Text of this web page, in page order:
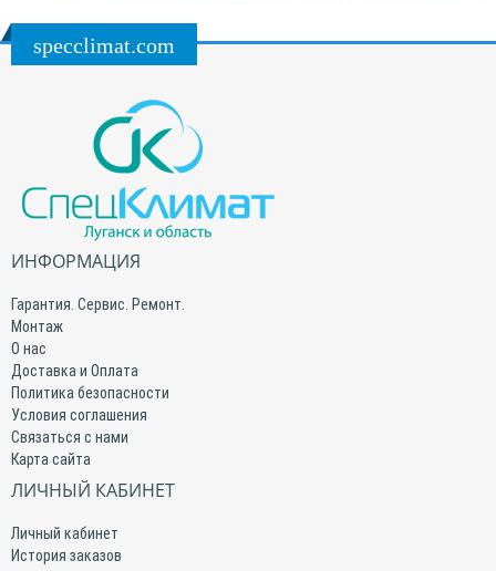
specclimat.com
ИНФОРМАЦИЯ
Гарантия. Сервис. Ремонт.
Монтаж
О нас
Доставка и Оплата
Политика безопасности
Условия соглашения
Связаться с нами
Карта сайта
ЛИЧНЫЙ КАБИНЕТ
Личный кабинет
История заказов